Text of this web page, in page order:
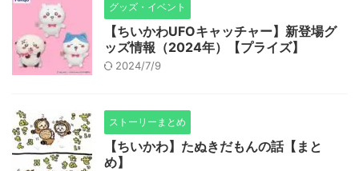
グッズ・イベント
【ちいかわUFOキャッチャー】新登場グ
ッズ情報（2024年）【プライズ】
2024/7/9
ストーリーまとめ
【ちいかわ】たぬきだもんの話【まと
め】